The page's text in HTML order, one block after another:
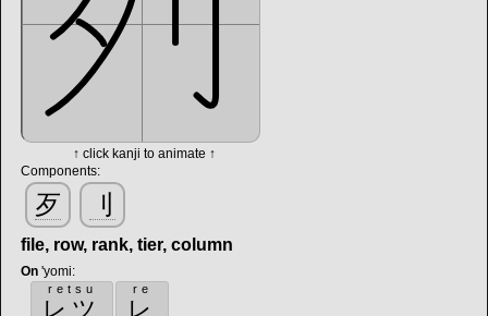
↑ click kanji to animate ↑
Components:
歹 刂
file, row, rank, tier, column
On 'yomi:
レツ
retsu
レ
re